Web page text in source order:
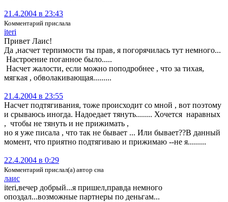
21.4.2004 в 23:43
Комментарий прислала
iteri
Привет Лаис!
Да ,насчет терпимости ты прав, я погорячилась тут немного...
Настроение поганное было.....
Насчет жалости, если можно поподробнее , что за тихая,
мягкая , обволакивающая.........
21.4.2004 в 23:55
Насчет подтягивания, тоже происходит со мной , вот поэтому
и срываюсь иногда. Надоедает тянуть........ Хочется наравных
, чтобы не тянуть и не прижимать ,
но я уже писала , что так не бывает ... Или бывает??В данный
момент, что приятно подтягиваю и прижимаю --не я.........
22.4.2004 в 0:29
Комментарий прислал(а) автор сна
лаис
iteri,вечер добрый...я пришел,правда немного
опоздал...возможные партнеры по деньгам...